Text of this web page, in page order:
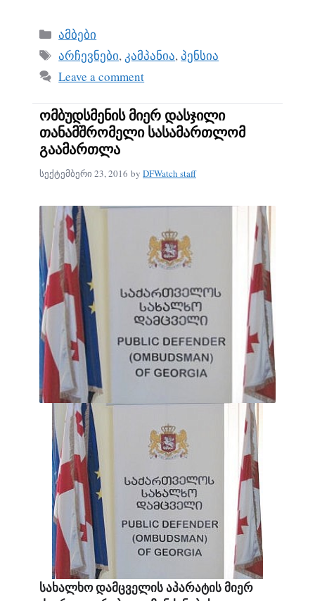
Categories
ამბები
Tags
არჩევნები, კამპანია,პენსია
Leave a comment
ომბუდსმენის მიერ დასჯილი
თანამშრომელი სასამართლომ
გაამართლა
სექტემბერი 23, 2016 by DFWatch staff
სახალხო დამცველის აპარატის მიერ